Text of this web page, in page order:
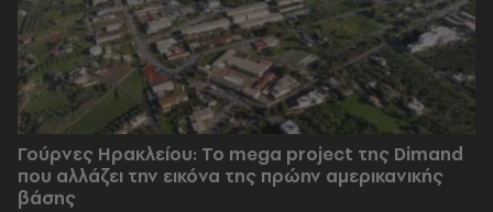
Γούρνες Ηρακλείου: To mega project της Dimand
που αλλάζει την εικόνα της πρώην αμερικανικής
βάσης